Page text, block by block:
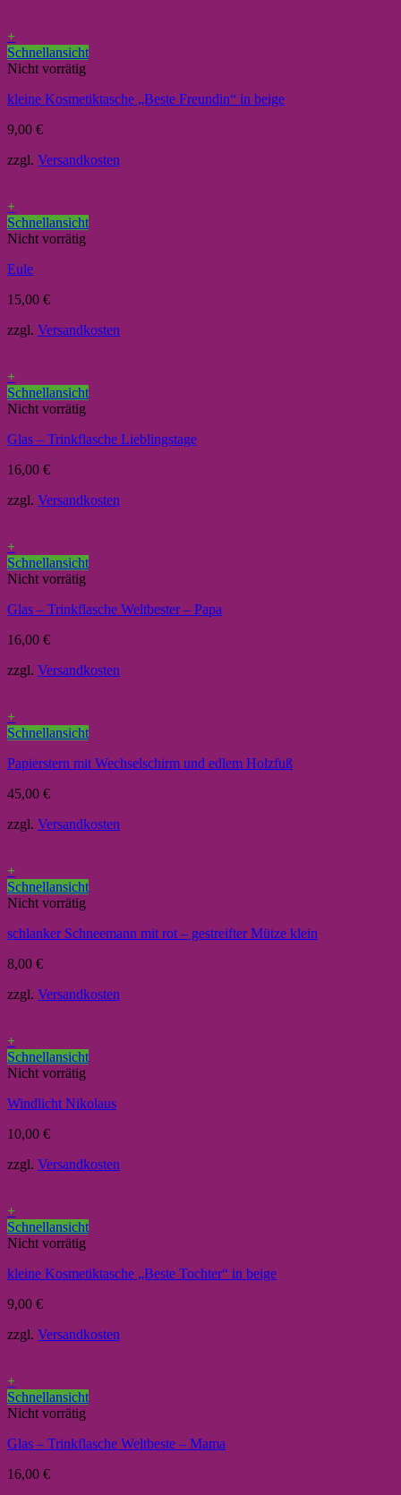
+
Schnellansicht
Nicht vorrätig
kleine Kosmetiktasche „Beste Freundin“ in beige
9,00 €
zzgl. Versandkosten
+
Schnellansicht
Nicht vorrätig
Eule
15,00 €
zzgl. Versandkosten
+
Schnellansicht
Nicht vorrätig
Glas – Trinkflasche Lieblingstage
16,00 €
zzgl. Versandkosten
+
Schnellansicht
Nicht vorrätig
Glas – Trinkflasche Weltbester – Papa
16,00 €
zzgl. Versandkosten
+
Schnellansicht
Papierstern mit Wechselschirm und edlem Holzfuß
45,00 €
zzgl. Versandkosten
+
Schnellansicht
Nicht vorrätig
schlanker Schneemann mit rot – gestreifter Mütze klein
8,00 €
zzgl. Versandkosten
+
Schnellansicht
Nicht vorrätig
Windlicht Nikolaus
10,00 €
zzgl. Versandkosten
+
Schnellansicht
Nicht vorrätig
kleine Kosmetiktasche „Beste Tochter“ in beige
9,00 €
zzgl. Versandkosten
+
Schnellansicht
Nicht vorrätig
Glas – Trinkflasche Weltbeste – Mama
16,00 €